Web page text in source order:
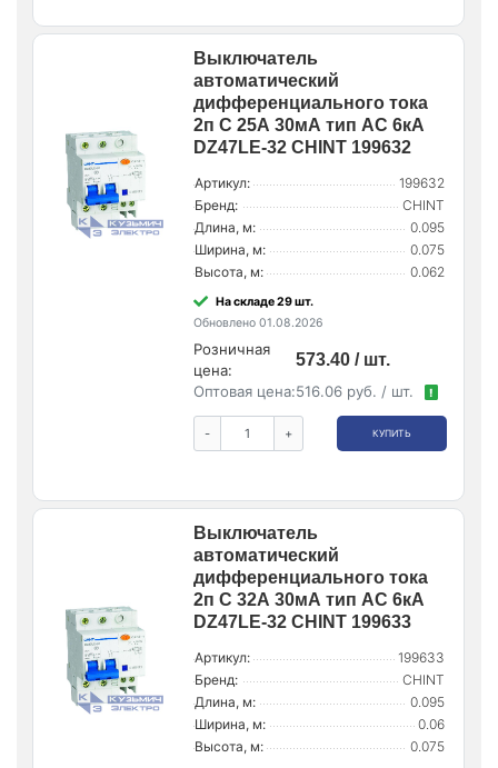
Выключатель
автоматический
дифференциального тока
2п C 25А 30мА тип AC 6кА
DZ47LE-32 CHINT 199632
Артикул:
199632
Бренд:
CHINT
Длина, м:
0.095
Ширина, м:
0.075
Высота, м:
0.062
На складе 29 шт.
Обновлено 01.08.2026
Розничная
цена:
573.40 / шт.
Оптовая цена:516.06 руб. / шт. !
- + КУПИТЬ
Выключатель
автоматический
дифференциального тока
2п C 32А 30мА тип AC 6кА
DZ47LE-32 CHINT 199633
Артикул:
199633
Бренд:
CHINT
Длина, м:
0.095
Ширина, м:
0.06
Высота, м:
0.075